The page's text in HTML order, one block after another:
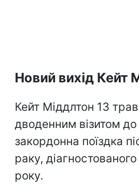
Новий вихід Кейт
Кейт Міддлтон 13
дводенним візитом до
закордонна поїздка
раку,
року.